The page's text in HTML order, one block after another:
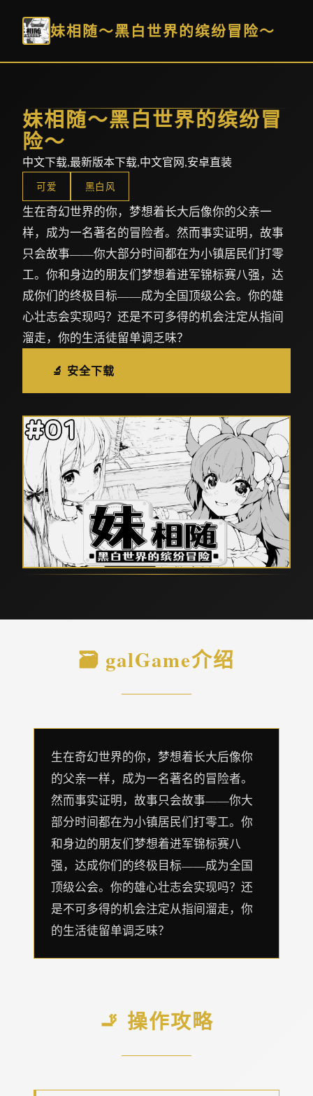
妹相随～黑白世界的缤纷冒险～
妹相随～黑白世界的缤纷冒
险～
中文下载,最新版本下载,中文官网,安卓直装
可爱 黑白风
生在奇幻世界的你，梦想着长大后像你的父亲一
样，成为一名著名的冒险者。然而事实证明，故事
只会故事——你大部分时间都在为小镇居民们打零
工。你和身边的朋友们梦想着进军锦标赛八强，达
成你们的终极目标——成为全国顶级公会。你的雄
心壮志会实现吗？还是不可多得的机会注定从指间
溜走，你的生活徒留单调乏味？
🔬 安全下载
🗃️ galGame介绍
生在奇幻世界的你，梦想着长大后像你
的父亲一样，成为一名著名的冒险者。
然而事实证明，故事只会故事——你大
部分时间都在为小镇居民们打零工。你
和身边的朋友们梦想着进军锦标赛八
强，达成你们的终极目标——成为全国
顶级公会。你的雄心壮志会实现吗？还
是不可多得的机会注定从指间溜走，你
的生活徒留单调乏味？
🚬 操作攻略